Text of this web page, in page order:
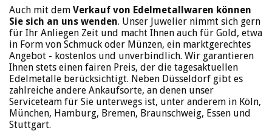
Auch mit dem Verkauf von Edelmetallwaren können
Sie sich an uns wenden. Unser Juwelier nimmt sich gern
für Ihr Anliegen Zeit und macht Ihnen auch für Gold, etwa
in Form von Schmuck oder Münzen, ein marktgerechtes
Angebot - kostenlos und unverbindlich. Wir garantieren
Ihnen stets einen fairen Preis, der die tagesaktuellen
Edelmetalle berücksichtigt. Neben Düsseldorf gibt es
zahlreiche andere Ankaufsorte, an denen unser
Serviceteam für Sie unterwegs ist, unter anderem in Köln,
München, Hamburg, Bremen, Braunschweig, Essen und
Stuttgart.